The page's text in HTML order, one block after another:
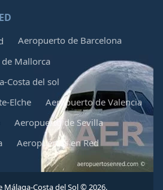
Aeropuerto de Barcelona
Mallorca
Costa del sol
Elche
Aeropuerto de Valencia
Aeropuerto de Sevilla
Aeropuertos en Red
Costa del Sol © 2026.